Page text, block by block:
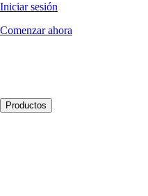
Iniciar sesión
Comenzar ahora
Productos